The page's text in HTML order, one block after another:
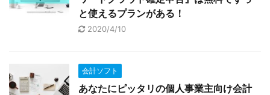
と使えるプランがある！
2020/4/10
会計ソフト
あなたにピッタリの個人事業主向け会計